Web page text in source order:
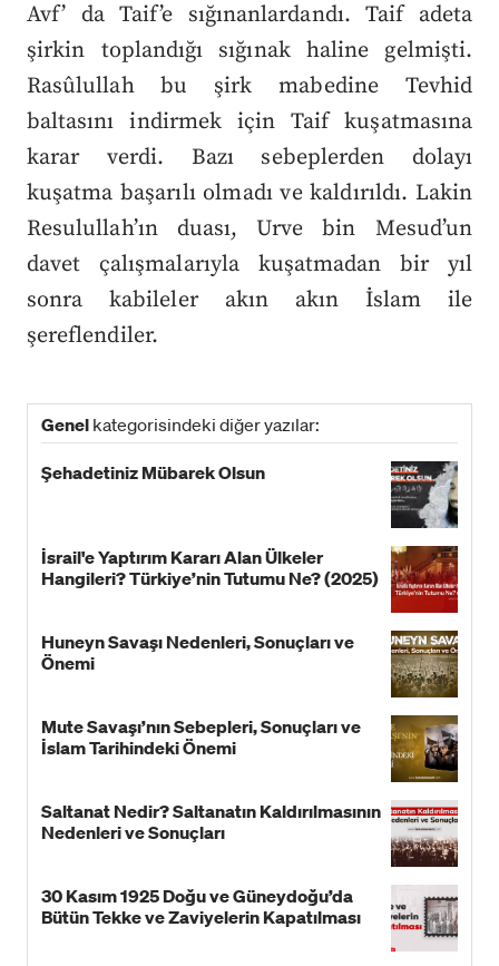
Avf’ da Taif’e sığınanlardandı. Taif adeta
şirkin toplandığı sığınak haline gelmişti.
Rasûlullah bu şirk mabedine Tevhid
baltasını indirmek için Taif kuşatmasına
karar verdi. Bazı sebeplerden dolayı
kuşatma başarılı olmadı ve kaldırıldı. Lakin
Resulullah’ın duası, Urve bin Mesud’un
davet çalışmalarıyla kuşatmadan bir yıl
sonra kabileler akın akın İslam ile
şereflendiler.
Genel kategorisindeki diğer yazılar:
Şehadetiniz Mübarek Olsun
İsrail'e Yaptırım Kararı Alan Ülkeler
Hangileri? Türkiye’nin Tutumu Ne? (2025)
Huneyn Savaşı Nedenleri, Sonuçları ve
Önemi
Mute Savaşı’nın Sebepleri, Sonuçları ve
İslam Tarihindeki Önemi
Saltanat Nedir? Saltanatın Kaldırılmasının
Nedenleri ve Sonuçları
30 Kasım 1925 Doğu ve Güneydoğu’da
Bütün Tekke ve Zaviyelerin Kapatılması